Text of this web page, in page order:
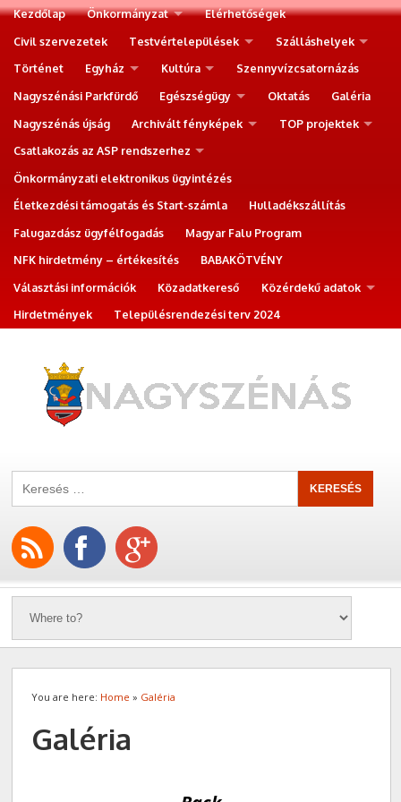
Kezdőlap Önkormányzat
Elérhetőségek
Civil szervezetek
Testvértelepülések
Szálláshelyek
Történet
Egyház Kultúra
Szennyvízcsatornázás
Nagyszénási Parkfürdő
Egészségügy Oktatás
Galéria
Nagyszénás újság
Archivált fényképek
TOP projektek
Csatlakozás az ASP rendszerhez
Önkormányzati elektronikus ügyintézés
Életkezdési támogatás és Start-számla
Hulladékszállítás
Falugazdász ügyfélfogadás
Magyar Falu Program
NFK hirdetmény – értékesítés
BABAKÖTVÉNY
Választási információk
Közadatkereső
Közérdekű adatok
Hirdetmények
Településrendezési terv 2024
You are here: Home » Galéria
Galéria